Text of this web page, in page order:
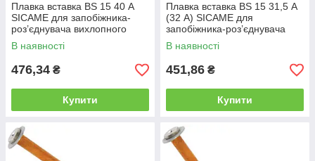
Плавка вставка BS 15 40 А
SICAME для запобіжника-
роз’єднувача вихлопного
типу, нитка запобіжника
В наявності
476,34 ₴
Купити
Плавка вставка BS 15 31,5 А
(32 А) SICAME для
запобіжника-роз’єднувача
вихлопного типу, нитка
запобіжника
В наявності
451,86 ₴
Купити